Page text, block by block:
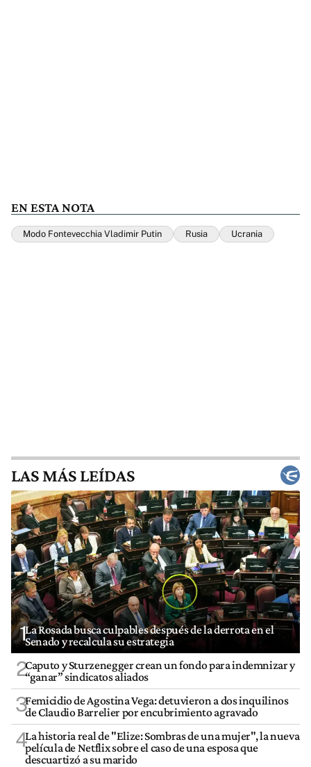
EN ESTA NOTA
Modo Fontevecchia Vladimir Putin Rusia Ucrania
LAS MÁS LEÍDAS
1La Rosada busca culpables después de la derrota en el
Senado y recalcula su estrategia
2Caputo y Sturzenegger crean un fondo para indemnizar y
“ganar” sindicatos aliados
3Femicidio de Agostina Vega: detuvieron a dos inquilinos
de Claudio Barrelier por encubrimiento agravado
4La historia real de "Elize: Sombras de una mujer", la nueva
película de Netflix sobre el caso de una esposa que
descuartizó a su marido